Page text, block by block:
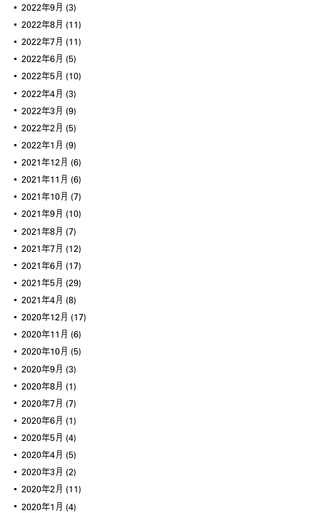
2022年9月 (3)
2022年8月 (11)
2022年7月 (11)
2022年6月 (5)
2022年5月 (10)
2022年4月 (3)
2022年3月 (9)
2022年2月 (5)
2022年1月 (9)
2021年12月 (6)
2021年11月 (6)
2021年10月 (7)
2021年9月 (10)
2021年8月 (7)
2021年7月 (12)
2021年6月 (17)
2021年5月 (29)
2021年4月 (8)
2020年12月 (17)
2020年11月 (6)
2020年10月 (5)
2020年9月 (3)
2020年8月 (1)
2020年7月 (7)
2020年6月 (1)
2020年5月 (4)
2020年4月 (5)
2020年3月 (2)
2020年2月 (11)
2020年1月 (4)